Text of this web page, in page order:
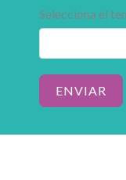
Selecciona el
ENVIAR